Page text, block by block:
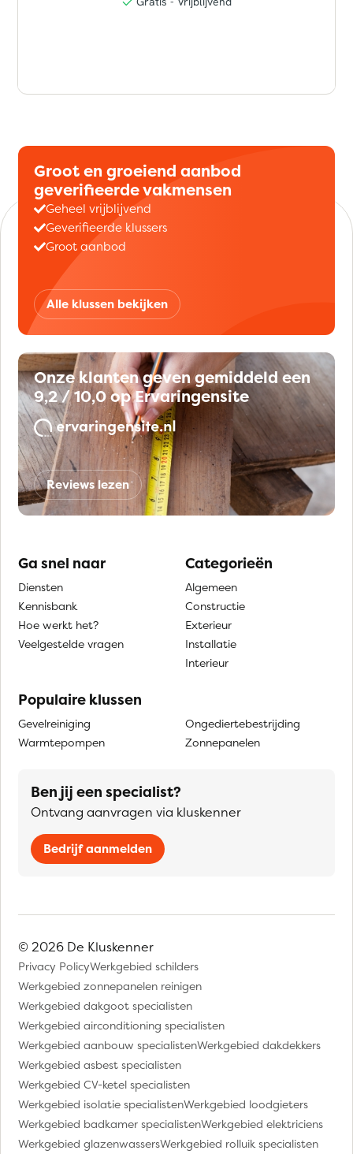
Groot en groeiend aanbod
geverifieerde vakmensen
Geheel vrijblijvend
Geverifieerde klussers
Groot aanbod
Alle klussen bekijken
Onze klanten geven gemiddeld een
9,2 / 10,0 op Ervaringensite
Reviews lezen
Ga snel naar
Diensten
Kennisbank
Hoe werkt het?
Veelgestelde vragen
Categorieën
Algemeen
Constructie
Exterieur
Installatie
Interieur
Populaire klussen
Gevelreiniging
Warmtepompen
Ongediertebestrijding
Zonnepanelen
Ben jij een specialist?
Ontvang aanvragen via kluskenner
Bedrijf aanmelden
© 2026 De Kluskenner
Privacy PolicyWerkgebied schilders
Werkgebied zonnepanelen reinigen
Werkgebied dakgoot specialisten
Werkgebied airconditioning specialisten
Werkgebied aanbouw specialistenWerkgebied dakdekkers
Werkgebied asbest specialisten
Werkgebied CV-ketel specialisten
Werkgebied isolatie specialistenWerkgebied loodgieters
Werkgebied badkamer specialistenWerkgebied elektriciens
Werkgebied glazenwassersWerkgebied rolluik specialisten